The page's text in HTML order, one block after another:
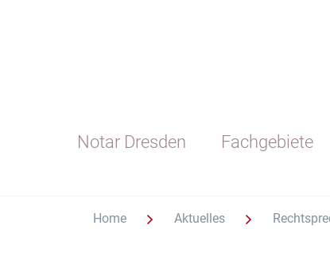
Notar Dresden Fachgebiete
Home Aktuelles